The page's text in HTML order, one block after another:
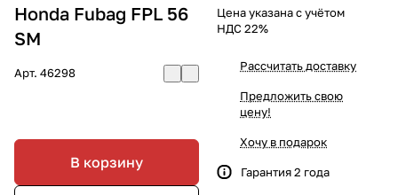
Honda Fubag FPL 56
SM
Арт. 46298
В корзину
Цена указана с учётом
НДС 22%
Рассчитать доставку
Предложить свою
цену!
Хочу в подарок
Гарантия 2 года